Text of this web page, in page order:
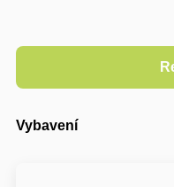
Vybavení